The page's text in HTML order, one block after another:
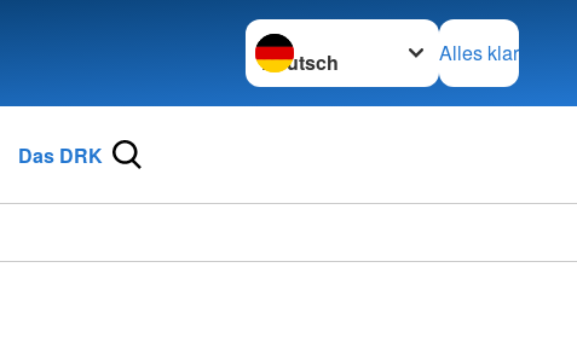
Sprache wechseln zu
Alles klar
Das DRK